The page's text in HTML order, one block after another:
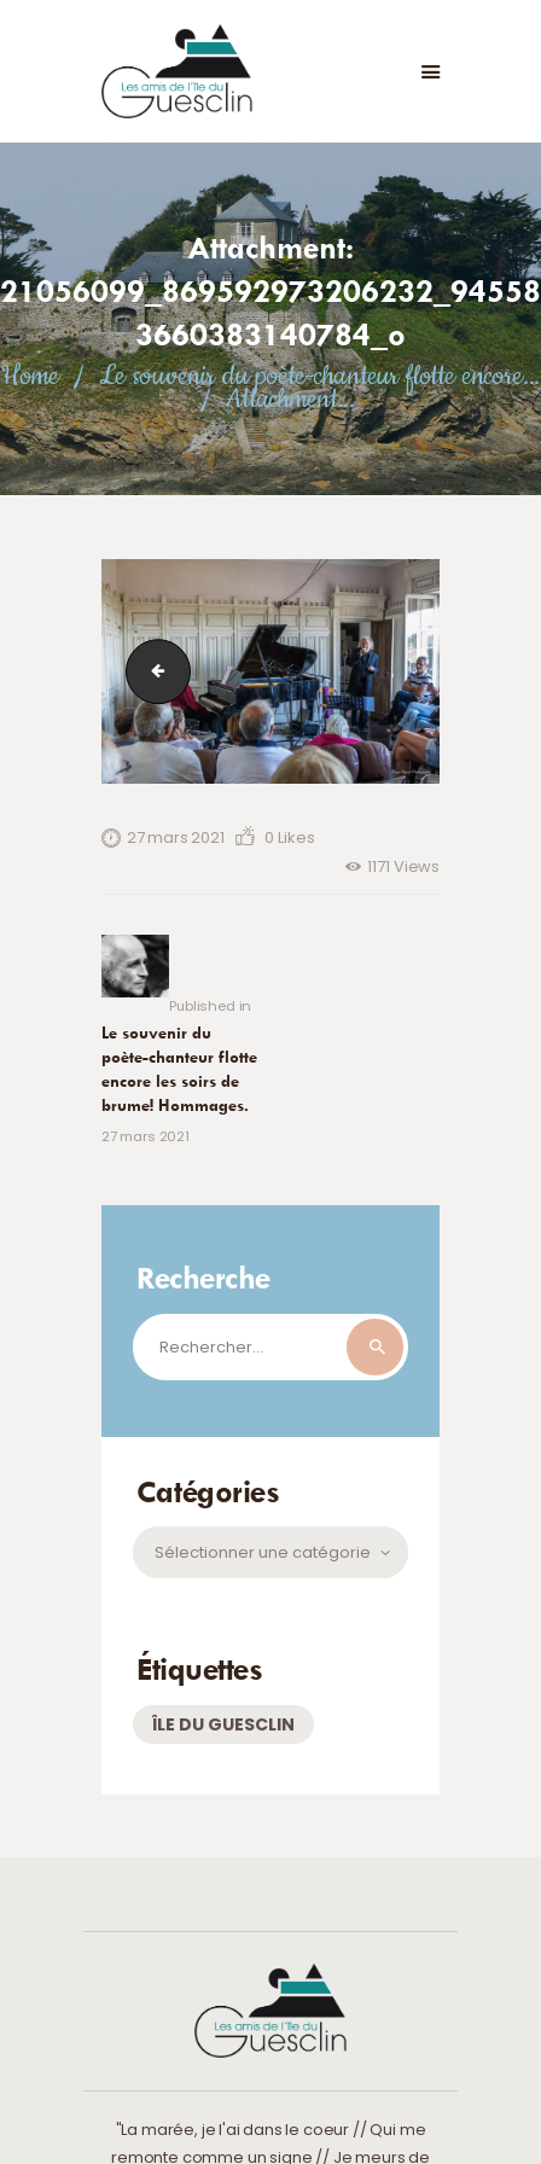
Attachment:
21056099_869592973206232_94558
3660383140784_o
Home
Le souvenir du poète-chanteur flotte encore...
Attachment...
LES AMIS DE L'ÎLE DU GUESCLIN
LE FORT ET L’ÎLE
ASSOCIATION
ADHÉSION
ANIMATIONS
ACTUALITÉS
CONTACT
27 mars 2021 0 Likes
1171 Views
de
l’article
Published in
Le souvenir du
poète-chanteur flotte
encore les soirs de
brume! Hommages.
27 mars 2021
Recherche
Rechercher :
Catégories
Catégories
Étiquettes
ÎLE DU GUESCLIN
"La marée, je l'ai dans le coeur // Qui me
remonte comme un signe // Je meurs de